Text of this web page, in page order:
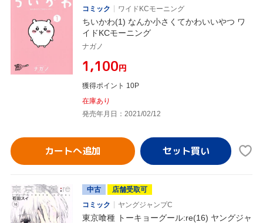
コミック
ワイドKCモーニング
ちいかわ(1) なんか小さくてかわいいやつ ワ
イドKCモーニング
ナガノ
¥1,100円
獲得ポイント 10P
在庫あり
発売年月日：2021/02/12
カートへ追加
中古
店舗受取可
コミック
ヤングジャンプC
東京喰種 トーキョーグール:re(16) ヤングジャ